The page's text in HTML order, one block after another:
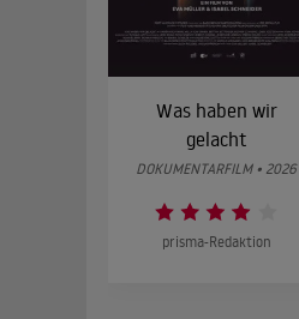
Was haben wir
gelacht
DOKUMENTARFILM • 2026
prisma-Redaktion